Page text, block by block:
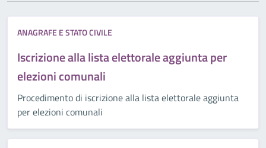
ANAGRAFE E STATO CIVILE
Iscrizione alla lista elettorale aggiunta per
elezioni comunali
Procedimento di iscrizione alla lista elettorale aggiunta
per elezioni comunali